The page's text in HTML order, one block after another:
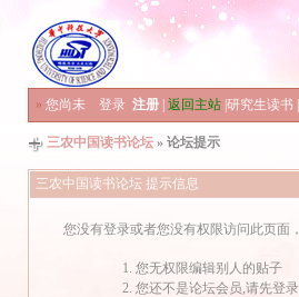
» 您尚未 登录 注册 返回主站 研究生读书
三农中国读书论坛 » 论坛提示
三农中国读书论坛 提示信息
您没有登录或者您没有权限访问此页面
您无权限编辑别人的贴子
您还不是论坛会员,请先登